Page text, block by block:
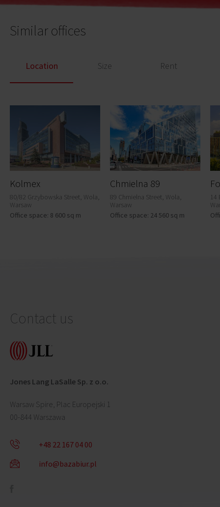
Similar offices
Location Size Rent
Kolmex
80/82 Grzybowska Street, Wola,
Warsaw
Office space: 8 600 sq m
Chmielna 89
89 Chmielna Street, Wola,
Warsaw
Office space: 24 560 sq m
14
Contact us
Jones Lang LaSalle Sp. z o.o.
Warsaw Spire, Plac Europejski 1
00-844 Warszawa
+48 22 167 04 00
info@bazabiur.pl